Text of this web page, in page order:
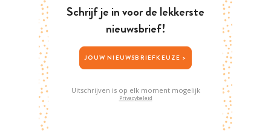
Schrijf je in voor de lekkerste
nieuwsbrief!
JOUW NIEUWSBRIEFKEUZE >
Uitschrijven is op elk moment mogelijk
Privacybeleid